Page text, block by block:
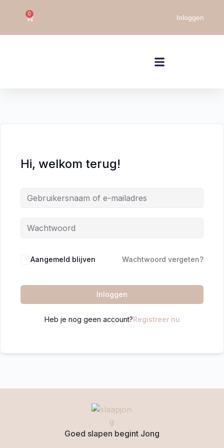
0 Inloggen
Hi, welkom terug!
Aangemeld blijven Wachtwoord vergeten?
Inloggen
Heb je nog geen account?Registreer nu
Goed slapen begint Jong